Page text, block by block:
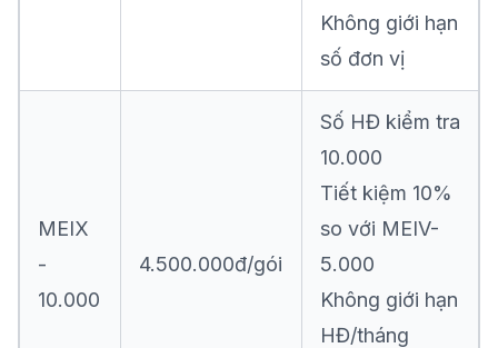
Không giới hạn
số đơn vị
MEIX
-
10.000
4.500.000đ/gói
Số HĐ kiểm tra
10.000
Tiết kiệm 10%
so với MEIV-
5.000
Không giới hạn
HĐ/tháng